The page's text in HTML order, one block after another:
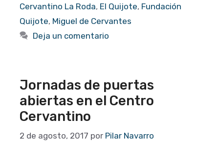
Cervantino La Roda, El Quijote, Fundación
Quijote, Miguel de Cervantes
Deja un comentario
Jornadas de puertas
abiertas en el Centro
Cervantino
2 de agosto, 2017 por Pilar Navarro